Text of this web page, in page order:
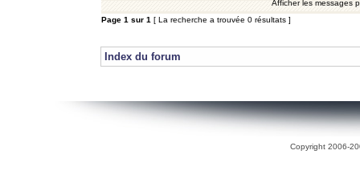
Afficher les messages
Page 1 sur 1 [ La recherche a trouvée 0 résultats ]
Index du forum
Copyright 2006-